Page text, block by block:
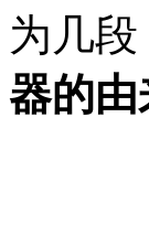
为几
器的由